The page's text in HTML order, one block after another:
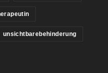
unsichtbarebehinderung